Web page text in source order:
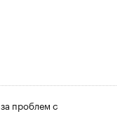
проблем с